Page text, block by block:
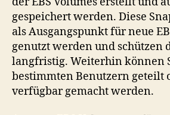
gespeichert werden. Diese
als Ausgangspunkt für neue
genutzt werden und schützen
langfristig. Weiterhin können
bestimmten Benutzern geteilt
verfügbar gemacht werden.